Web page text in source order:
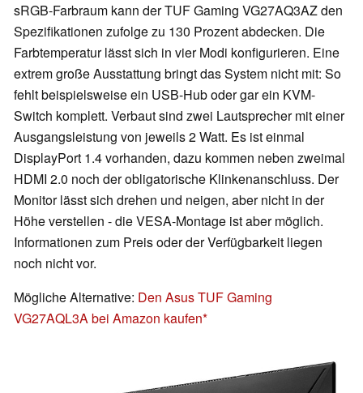
sRGB-Farbraum kann der TUF Gaming VG27AQ3AZ den
Spezifikationen zufolge zu 130 Prozent abdecken. Die
Farbtemperatur lässt sich in vier Modi konfigurieren. Eine
extrem große Ausstattung bringt das System nicht mit: So
fehlt beispielsweise ein USB-Hub oder gar ein KVM-
Switch komplett. Verbaut sind zwei Lautsprecher mit einer
Ausgangsleistung von jeweils 2 Watt. Es ist einmal
DisplayPort 1.4 vorhanden, dazu kommen neben zweimal
HDMI 2.0 noch der obligatorische Klinkenanschluss. Der
Monitor lässt sich drehen und neigen, aber nicht in der
Höhe verstellen - die VESA-Montage ist aber möglich.
Informationen zum Preis oder der Verfügbarkeit liegen
noch nicht vor.
Mögliche Alternative: Den Asus TUF Gaming
VG27AQL3A bei Amazon kaufen